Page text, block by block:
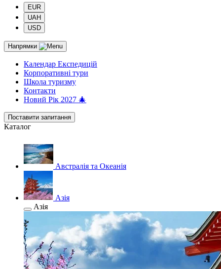
EUR
UAH
USD
Напрямки
Календар Експедицій
Корпоративні тури
Школа туризму
Контакти
Новий Рік 2027 🎄
Поставити запитання
Каталог
Австралія та Океанія
Азія
Азія